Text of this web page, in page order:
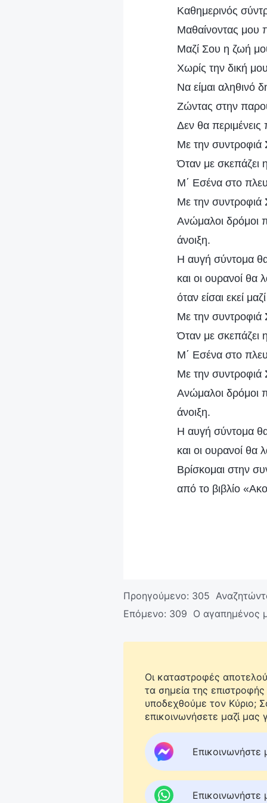
Καθημερινός
Μαθαίνοντας μου
Μαζί Σου η ζωή
Χωρίς την δική
Να είμαι αληθινό
Ζώντας στην
Δεν θα
Με την συντροφιά
Όταν με σκεπάζει
Μ΄ Εσένα στο
Με την συντροφιά
Ανώμαλοι δρόμοι
άνοιξη.
Η αυγή σύντομα
και οι ουρανοί θα
όταν είσαι εκεί
Με την συντροφιά
Όταν με σκεπάζει
Μ΄ Εσένα στο
Με την συντροφιά
Ανώμαλοι δρόμοι
άνοιξη.
Η αυγή σύντομα
και οι ουρανοί θα
Βρίσκομαι στην
από το βιβλίο
Προηγούμενο: 305
Επόμενο: 309 Ο αγαπημένος
Οι καταστροφές
τα σημεία της
υποδεχθούμε τον Κύριο;
επικοινωνήσετε μαζί μας